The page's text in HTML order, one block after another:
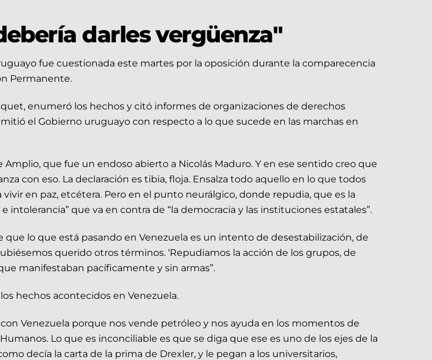
darles vergüenza"
fue cuestionada este martes por la oposición durante la comparecencia
Permanente.
enumeró los hechos y citó informes de organizaciones de derechos
el Gobierno uruguayo con respecto a lo que sucede en las marchas en
que fue un endoso abierto a Nicolás Maduro. Y en ese sentido creo que
con eso. La declaración es tibia, floja. Ensalza todo aquello en lo que todos
en paz, etcétera. Pero en el punto neurálgico, donde repudia, que es la
que va en contra de “la democracia y las instituciones estatales”.
lo que está pasando en Venezuela es un intento de desestabilización, de
querido otros términos. ‘Repudiamos la acción de los grupos, de
manifestaban pacíficamente y sin armas”.
hechos acontecidos en Venezuela.
Venezuela porque nos vende petróleo y nos ayuda en los momentos de
Lo que es inconciliable es que se diga que ese es uno de los ejes de la
decía la carta de la prima de Drexler, y le pegan a los universitarios,